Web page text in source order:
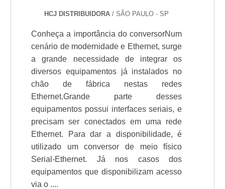
HCJ DISTRIBUIDORA / SÃO PAULO - SP
Conheça a importância do conversorNum
cenário de modernidade e Ethernet, surge
a grande necessidade de integrar os
diversos equipamentos já instalados no
chão de fábrica nestas redes
Ethernet.Grande parte desses
equipamentos possui interfaces seriais, e
precisam ser conectados em uma rede
Ethernet. Para dar a disponibilidade, é
utilizado um conversor de meio físico
Serial-Ethernet. Já nos casos dos
equipamentos que disponibilizam acesso
via o ....